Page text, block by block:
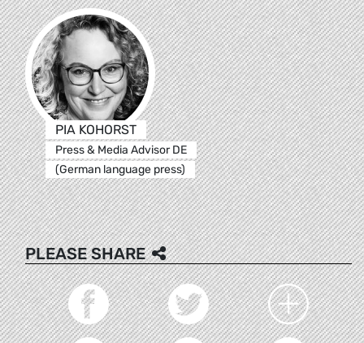
PIA KOHORST
Press & Media Advisor DE
(German language press)
PLEASE SHARE